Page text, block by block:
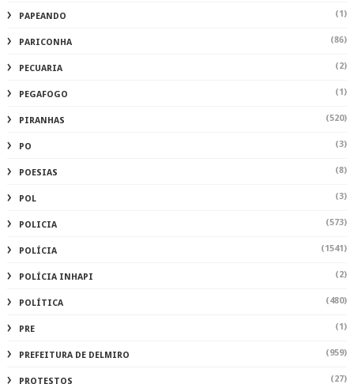
PAPEANDO (1)
PARICONHA (86)
PECUARIA (2)
PEGAFOGO (1)
PIRANHAS (520)
PO (3)
POESIAS (8)
POL (3)
POLICIA (573)
POLÍCIA (1541)
POLÍCIA INHAPI (2)
POLÍTICA (480)
PRE (1)
PREFEITURA DE DELMIRO (959)
PROTESTOS (27)